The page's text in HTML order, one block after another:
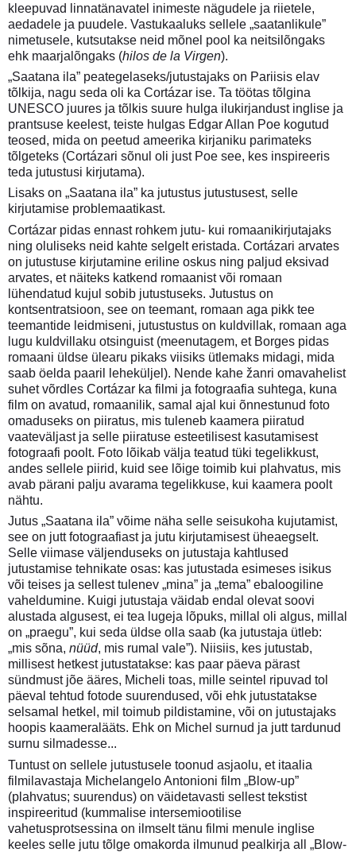
kleepuvad linnatänavatel inimeste nägudele ja riietele,
aedadele ja puudele. Vastukaaluks sellele „saatanlikule”
nimetusele, kutsutakse neid mõnel pool ka neitsilõngaks
ehk maarjalõngaks (hilos de la Virgen).
„Saatana ila” peategelaseks/jutustajaks on Pariisis elav
tõlkija, nagu seda oli ka Cortázar ise. Ta töötas tõlgina
UNESCO juures ja tõlkis suure hulga ilukirjandust inglise ja
prantsuse keelest, teiste hulgas Edgar Allan Poe kogutud
teosed, mida on peetud ameerika kirjaniku parimateks
tõlgeteks (Cortázari sõnul oli just Poe see, kes inspireeris
teda jutustusi kirjutama).
Lisaks on „Saatana ila” ka jutustus jutustusest, selle
kirjutamise problemaatikast.
Cortázar pidas ennast rohkem jutu- kui romaanikirjutajaks
ning oluliseks neid kahte selgelt eristada. Cortázari arvates
on jutustuse kirjutamine eriline oskus ning paljud eksivad
arvates, et näiteks katkend romaanist või romaan
lühendatud kujul sobib jutustuseks. Jutustus on
kontsentratsioon, see on teemant, romaan aga pikk tee
teemantide leidmiseni, jutustustus on kuldvillak, romaan aga
lugu kuldvillaku otsinguist (meenutagem, et Borges pidas
romaani üldse ülearu pikaks viisiks ütlemaks midagi, mida
saab öelda paaril leheküljel). Nende kahe žanri omavahelist
suhet võrdles Cortázar ka filmi ja fotograafia suhtega, kuna
film on avatud, romaanilik, samal ajal kui õnnestunud foto
omaduseks on piiratus, mis tuleneb kaamera piiratud
vaateväljast ja selle piiratuse esteetilisest kasutamisest
fotograafi poolt. Foto lõikab välja teatud tüki tegelikkust,
andes sellele piirid, kuid see lõige toimib kui plahvatus, mis
avab pärani palju avarama tegelikkuse, kui kaamera poolt
nähtu.
Jutus „Saatana ila” võime näha selle seisukoha kujutamist,
see on jutt fotograafiast ja jutu kirjutamisest üheaegselt.
Selle viimase väljenduseks on jutustaja kahtlused
jutustamise tehnikate osas: kas jutustada esimeses isikus
või teises ja sellest tulenev „mina” ja „tema” ebaloogiline
vaheldumine. Kuigi jutustaja väidab endal olevat soovi
alustada algusest, ei tea lugeja lõpuks, millal oli algus, millal
on „praegu”, kui seda üldse olla saab (ka jutustaja ütleb:
„mis sõna, nüüd, mis rumal vale”). Niisiis, kes jutustab,
millisest hetkest jutustatakse: kas paar päeva pärast
sündmust jõe ääres, Micheli toas, mille seintel ripuvad tol
päeval tehtud fotode suurendused, või ehk jutustatakse
selsamal hetkel, mil toimub pildistamine, või on jutustajaks
hoopis kaameralääts. Ehk on Michel surnud ja jutt tardunud
surnu silmadesse...
Tuntust on sellele jutustusele toonud asjaolu, et itaalia
filmilavastaja Michelangelo Antonioni film „Blow-up”
(plahvatus; suurendus) on väidetavasti sellest tekstist
inspireeritud (kummalise intersemiootilise
vahetusprotsessina on ilmselt tänu filmi menule inglise
keeles selle jutu tõlge omakorda ilmunud pealkirja all „Blow-